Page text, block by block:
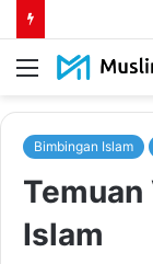
Menu
Bimbingan Islam
Islam